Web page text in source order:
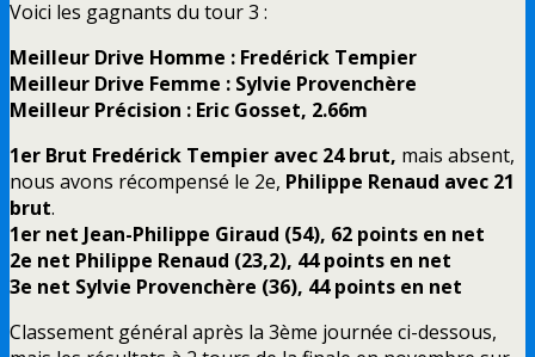
Voici les gagnants du tour 3 :
Meilleur Drive Homme : Fredérick Tempier
Meilleur Drive Femme : Sylvie Provenchère
Meilleur Précision : Eric Gosset, 2.66m
1er Brut Fredérick Tempier avec 24 brut, mais absent,
nous avons récompensé le 2e, Philippe Renaud avec 21
brut.
1er net Jean-Philippe Giraud (54), 62 points en net
2e net Philippe Renaud (23,2), 44 points en net
3e net Sylvie Provenchère (36), 44 points en net
Classement général après la 3ème journée ci-dessous,